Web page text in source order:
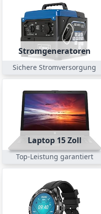
Stromgeneratoren
Sichere Stromversorgung
Laptop 15 Zoll
Top-Leistung garantiert